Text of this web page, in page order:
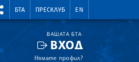
RIGHTMENU.SOCIAL
БТА ПРЕСКЛУБ EN
ВАШАТА БТА
ВХОД
Нямате профил?